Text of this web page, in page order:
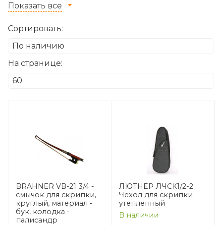
Показать все
Сортировать:
На странице:
BRAHNER VB-21 3/4 -
смычок для скрипки,
круглый, материал -
бук, колодка -
палисандр
ЛЮТНЕР ЛЧСК1/2-2
Чехол для скрипки
утепленный
В наличии